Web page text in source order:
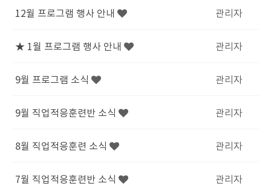
12월 프로그램 행사 안내 관리자
★ 1월 프로그램 행사 안내 관리자
9월 프로그램 소식 관리자
9월 직업적응훈련반 소식 관리자
8월 직업적응훈련 소식 관리자
7월 직업적응훈련반 소식 관리자